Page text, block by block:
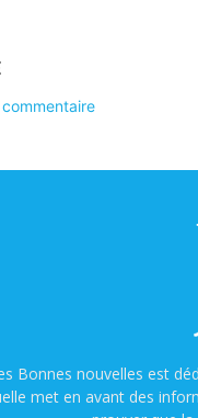
Bonnes nouvelles est
met en avant des